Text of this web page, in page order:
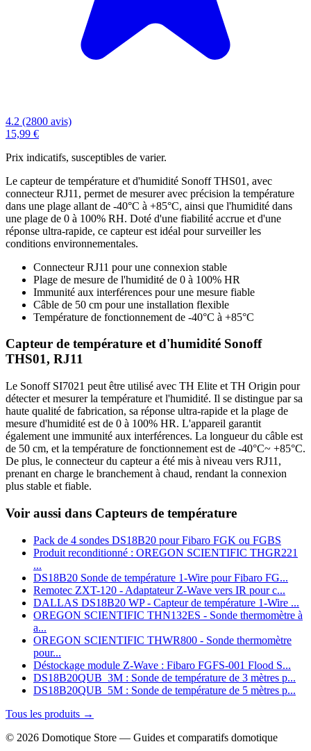
4.2 (2800 avis)
15,99 €
Prix indicatifs, susceptibles de varier.
Le capteur de température et d'humidité Sonoff THS01, avec
connecteur RJ11, permet de mesurer avec précision la température
dans une plage allant de -40°C à +85°C, ainsi que l'humidité dans
une plage de 0 à 100% RH. Doté d'une fiabilité accrue et d'une
réponse ultra-rapide, ce capteur est idéal pour surveiller les
conditions environnementales.
Connecteur RJ11 pour une connexion stable
Plage de mesure de l'humidité de 0 à 100% HR
Immunité aux interférences pour une mesure fiable
Câble de 50 cm pour une installation flexible
Température de fonctionnement de -40°C à +85°C
Capteur de température et d'humidité Sonoff
THS01, RJ11
Le Sonoff SI7021 peut être utilisé avec TH Elite et TH Origin pour
détecter et mesurer la température et l'humidité. Il se distingue par sa
haute qualité de fabrication, sa réponse ultra-rapide et la plage de
mesure d'humidité est de 0 à 100% HR. L'appareil garantit
également une immunité aux interférences. La longueur du câble est
de 50 cm, et la température de fonctionnement est de -40°C~ +85°C.
De plus, le connecteur du capteur a été mis à niveau vers RJ11,
prenant en charge le branchement à chaud, rendant la connexion
plus stable et fiable.
Voir aussi dans Capteurs de température
Pack de 4 sondes DS18B20 pour Fibaro FGK ou FGBS
Produit reconditionné : OREGON SCIENTIFIC THGR221
...
DS18B20 Sonde de température 1‑Wire pour Fibaro FG...
Remotec ZXT-120 - Adaptateur Z-Wave vers IR pour c...
DALLAS DS18B20 WP - Capteur de température 1-Wire ...
OREGON SCIENTIFIC THN132ES - Sonde thermomètre à
a...
OREGON SCIENTIFIC THWR800 - Sonde thermomètre
pour...
Déstockage module Z-Wave : Fibaro FGFS-001 Flood S...
DS18B20QUB_3M : Sonde de température de 3 mètres p...
DS18B20QUB_5M : Sonde de température de 5 mètres p...
Tous les produits →
© 2026 Domotique Store — Guides et comparatifs domotique